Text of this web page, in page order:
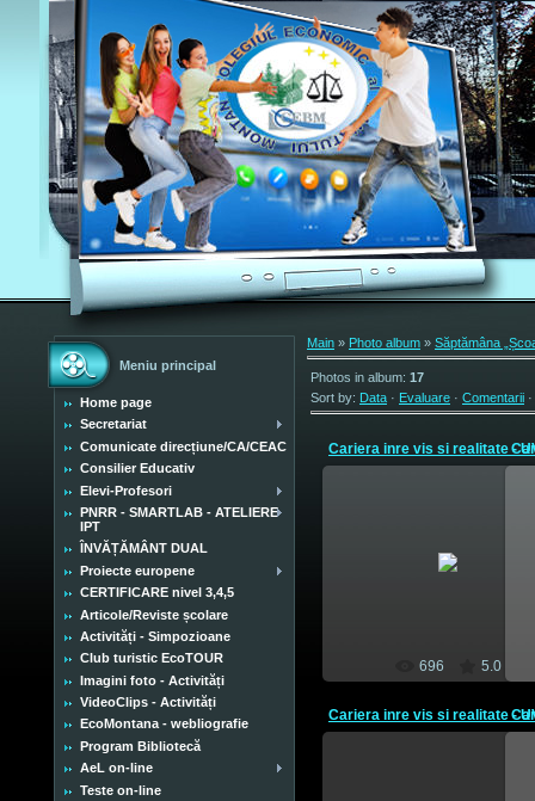
Meniu principal
Home page
Secretariat
Comunicate direcțiune/CA/CEAC
Consilier Educativ
Elevi-Profesori
PNRR - SMARTLAB - ATELIERE
IPT
ÎNVĂȚĂMÂNT DUAL
Proiecte europene
CERTIFICARE nivel 3,4,5
Articole/Reviste școlare
Activități - Simpozioane
Club turistic EcoTOUR
Imagini foto - Activități
VideoClips - Activități
EcoMontana - webliografie
Program Bibliotecă
AeL on-line
Teste on-line
Main » Photo album » Săptămâna
Photos in album: 17
Sort by: Data · Evaluare · Comentarii ·
696 5.0